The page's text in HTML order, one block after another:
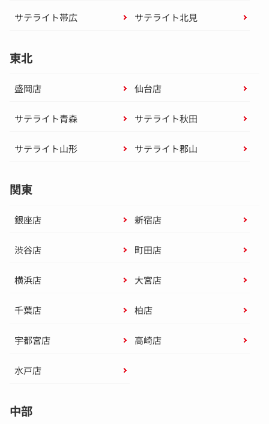
サテライト帯広 サテライト北見
東北
盛岡店 仙台店
サテライト青森 サテライト秋田
サテライト山形 サテライト郡山
関東
銀座店 新宿店
渋谷店 町田店
横浜店 大宮店
千葉店 柏店
宇都宮店 高崎店
水戸店
中部